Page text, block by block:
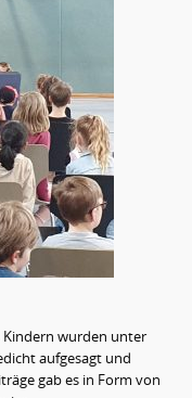
Kindern wurden unter
aufgesagt und
gab es in Form von